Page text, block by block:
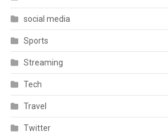
social media
Sports
Streaming
Tech
Travel
Twitter